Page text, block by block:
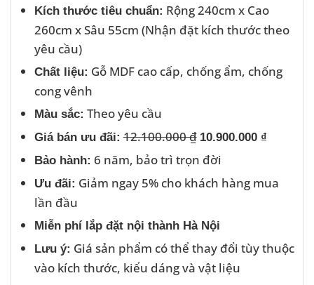
Kích thước tiêu chuẩn: Rộng 240cm x Cao
260cm x Sâu 55cm (Nhận đặt kích thước theo
yêu cầu)
Chất liệu: Gỗ MDF cao cấp, chống ẩm, chống
cong vênh
Màu sắc: Theo yêu cầu
Giá bán ưu đãi: 12.100.000 ₫ 10.900.000 ₫
Bảo hành: 6 năm, bảo trì trọn đời
Ưu đãi: Giảm ngay 5% cho khách hàng mua
lần đầu
Miễn phí lắp đặt nội thành Hà Nội
Lưu ý: Giá sản phẩm có thể thay đổi tùy thuộc
vào kích thước, kiểu dáng và vật liệu